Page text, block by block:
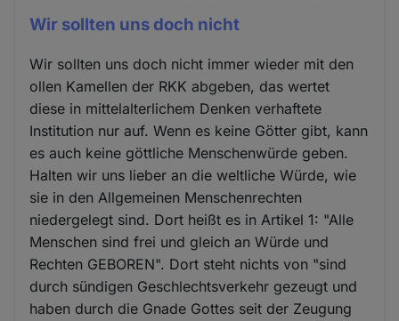
Wir sollten uns doch nicht
Wir sollten uns doch nicht immer wieder mit den
ollen Kamellen der RKK abgeben, das wertet
diese in mittelalterlichem Denken verhaftete
Institution nur auf. Wenn es keine Götter gibt, kann
es auch keine göttliche Menschenwürde geben.
Halten wir uns lieber an die weltliche Würde, wie
sie in den Allgemeinen Menschenrechten
niedergelegt sind. Dort heißt es in Artikel 1: "Alle
Menschen sind frei und gleich an Würde und
Rechten GEBOREN". Dort steht nichts von "sind
durch sündigen Geschlechtsverkehr gezeugt und
haben durch die Gnade Gottes seit der Zeugung